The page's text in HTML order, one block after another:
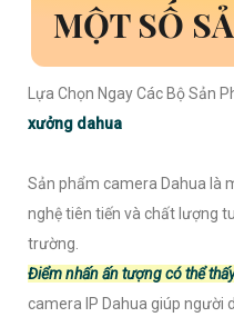
MỘT SỐ
Lựa Chọn Ngay Các Bộ Sản
xưởng dahua
Sản phẩm camera Dahua là
nghệ tiên tiến và chất lượng
trường.
Điểm nhấn ấn tượng có thể
camera IP Dahua giúp người